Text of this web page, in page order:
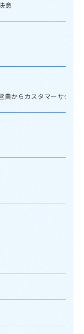
意
業からカスタマーサクセ